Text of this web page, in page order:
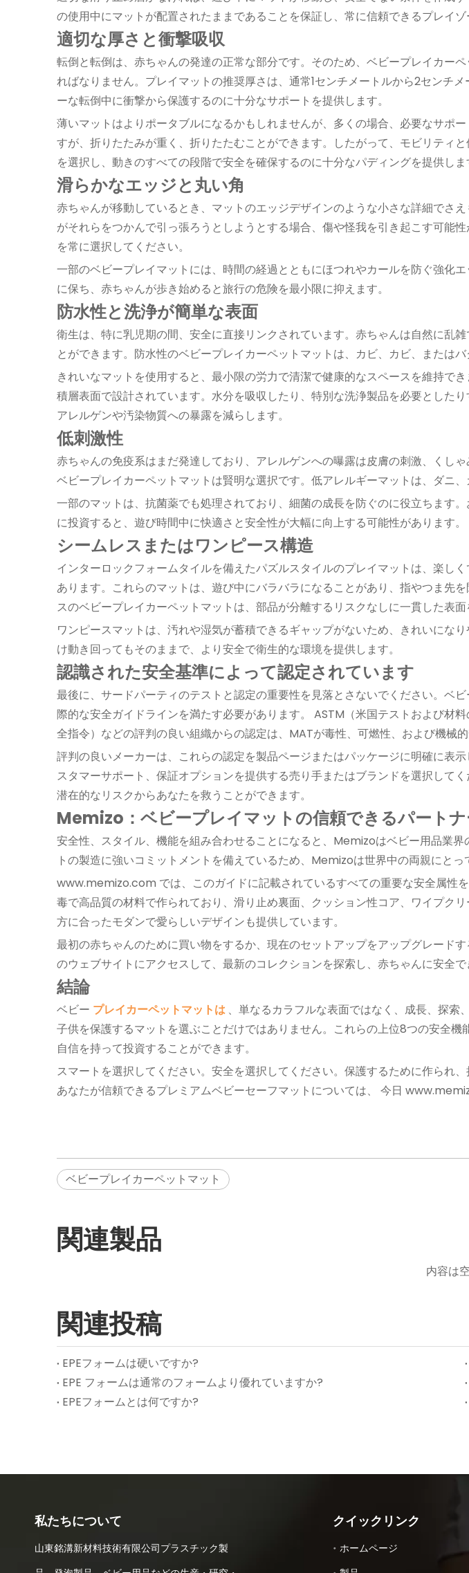
の使用中にマットが配置されたままであることを保証し、常に信頼できるプレイゾ
適切な厚さと衝撃吸収
転倒と転倒は、赤ちゃんの発達の正常な部分です。そのため、ベビープレイカー
ればなりません。プレイマットの推奨厚さは、通常1センチメートルから2セン
ーな転倒中に衝撃から保護するのに十分なサポートを提供します。
薄いマットはよりポータブルになるかもしれませんが、多くの場合、必要なサポ
すが、折りたたみが重く、折りたたむことができます。したがって、モビリティ
を選択し、動きのすべての段階で安全を確保するのに十分なパディングを提供しま
滑らかなエッジと丸い角
赤ちゃんが移動しているとき、マットのエッジデザインのような小さな詳細でさ
がそれらをつかんで引っ張ろうとしようとする場合、傷や怪我を引き起こす可能
を常に選択してください。
一部のベビープレイマットには、時間の経過とともにほつれやカールを防ぐ強化
に保ち、赤ちゃんが歩き始めると旅行の危険を最小限に抑えます。
防水性と洗浄が簡単な表面
衛生は、特に乳児期の間、安全に直接リンクされています。赤ちゃんは自然に乱
とができます。防水性のベビープレイカーペットマットは、カビ、カビ、または
きれいなマットを使用すると、最小限の労力で清潔で健康的なスペースを維持で
積層表面で設計されています。水分を吸収したり、特別な洗浄製品を必要とした
アレルゲンや汚染物質への暴露を減らします。
低刺激性
赤ちゃんの免疫系はまだ発達しており、アレルゲンへの曝露は皮膚の刺激、くし
ベビープレイカーペットマットは賢明な選択です。低アレルギーマットは、ダニ
一部のマットは、抗菌薬でも処理されており、細菌の成長を防ぐのに役立ちます
に投資すると、遊び時間中に快適さと安全性が大幅に向上する可能性があります。
シームレスまたはワンピース構造
インターロックフォームタイルを備えたパズルスタイルのプレイマットは、楽し
あります。これらのマットは、遊び中にバラバラになることがあり、指やつま先
スのベビープレイカーペットマットは、部品が分離するリスクなしに一貫した表面
ワンピースマットは、汚れや湿気が蓄積できるギャップがないため、きれいにな
け動き回ってもそのままで、より安全で衛生的な環境を提供します。
認識された安全基準によって認定されています
最後に、サードパーティのテストと認定の重要性を見落とさないでください。ベ
際的な安全ガイドラインを満たす必要があります。 ASTM（米国テストおよび材
全指令）などの評判の良い組織からの認定は、MATが毒性、可燃性、および機械
評判の良いメーカーは、これらの認定を製品ページまたはパッケージに明確に表
スタマーサポート、保証オプションを提供する売り手またはブランドを選択して
潜在的なリスクからあなたを救うことができます。
Memizo：ベビープレイマットの信頼できるパート
安全性、スタイル、機能を組み合わせることになると、Memizoはベビー用品業
トの製造に強いコミットメントを備えているため、Memizoは世界中の両親にとっ
www.memizo.com では、このガイドに記載されているすべての重要な安全属
毒で高品質の材料で作られており、滑り止め裏面、クッション性コア、ワイプク
方に合ったモダンで愛らしいデザインも提供しています。
最初の赤ちゃんのために買い物をするか、現在のセットアップをアップグレード
のウェブサイトにアクセスして、最新のコレクションを探索し、赤ちゃんに安全
結論
ベビー プレイカーペットマットは 、単なるカラフルな表面ではなく、成長、探
子供を保護するマットを選ぶことだけではありません。これらの上位8つの安全
自信を持って投資することができます。
スマートを選択してください。安全を選択してください。保護するために作られ
あなたが信頼できるプレミアムベビーセーフマットについては、 今日
ベビープレイカーペットマット
関連製品
内容は
関連投稿
EPEフォームは硬いですか?
EPE フォームは通常のフォームより優れていますか?
EPEフォームとは何ですか?
私たちについて
山東銘溝新材料技術有限公司プラスチック製
クイックリンク
ホームページ